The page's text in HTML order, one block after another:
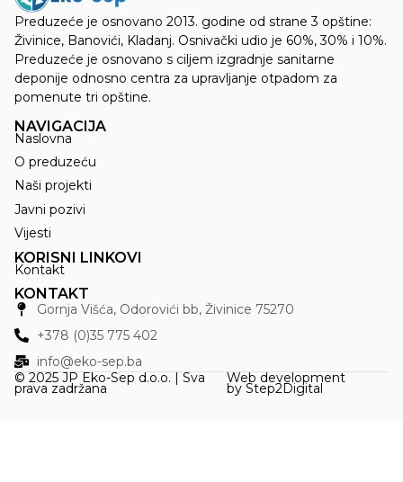
Preduzeće je osnovano 2013. godine od strane 3 opštine:
Živinice, Banovići, Kladanj. Osnivački udio je 60%, 30% i 10%.
Preduzeće je osnovano s ciljem izgradnje sanitarne
deponije odnosno centra za upravljanje otpadom za
pomenute tri opštine.
NAVIGACIJA
Naslovna
O preduzeću
Naši projekti
Javni pozivi
Vijesti
KORISNI LINKOVI
Kontakt
KONTAKT
Gornja Višća, Odorovići bb, Živinice 75270
+378 (0)35 775 402
info@eko-sep.ba
© 2025 JP Eko-Sep d.o.o. | Sva
prava zadržana
Web development
byStep2Digital